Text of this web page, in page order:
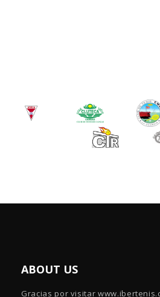
ABOUT US
Gracias por visitar